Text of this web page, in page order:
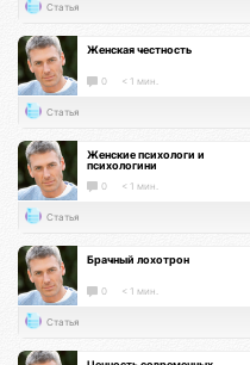
Статья
Женская честность
0 < 1 мин.
Статья
Женские психологи и
психологини
0 < 1 мин.
Статья
Брачный лохотрон
0 < 1 мин.
Статья